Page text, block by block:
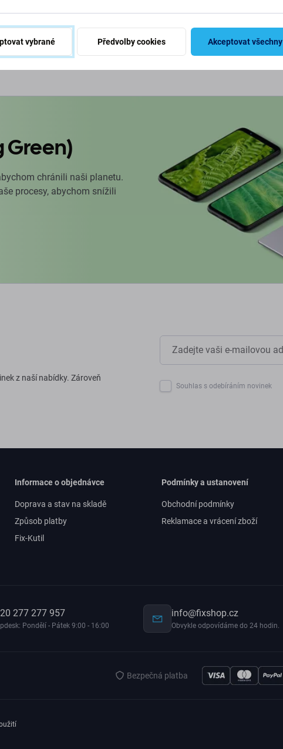
košíku
Green)
chránili naši planetu.
procesy, abychom snížili
z naší nabídky. Zároveň
Souhlas s odebíráním novinek
Informace o objednávce
Doprava a stav na skladě
Způsob platby
Fix-Kutil
Podmínky a ustanovení
Obchodní podmínky
Reklamace a vrácení zboží
277 277 957
Pondělí - Pátek 9:00 - 16:00
info@fixshop.cz
Obvykle odpovídáme do 24 hodin.
Bezpečná platba
vybrané Předvolby cookies Akceptovat všechny